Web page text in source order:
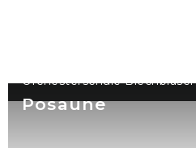
Posaune
Orchesterschule Blechbläser